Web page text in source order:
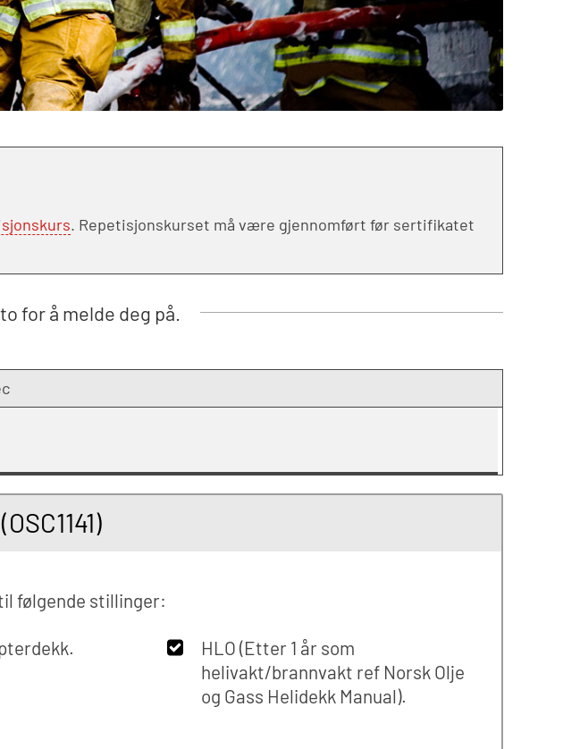
. Repetisjonskurset må være gjennomført før sertifikatet
for å melde deg på.
følgende stillinger:
HLO (Etter 1 år som
helivakt/brannvakt ref Norsk Olje
og Gass Helidekk Manual).